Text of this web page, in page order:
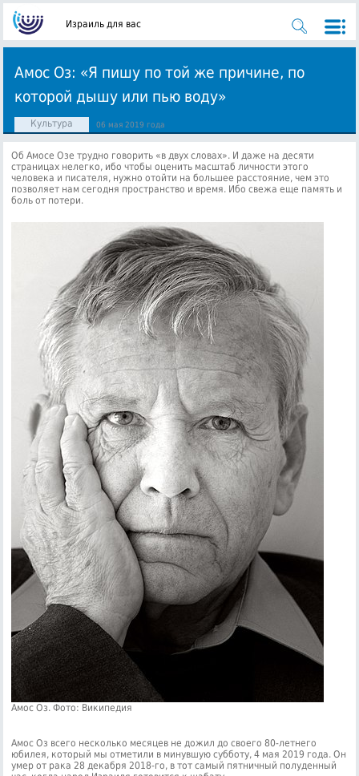
Израиль для вас
Амос Оз: «Я пишу по той же причине, по
которой дышу или пью воду»
Культура 06 мая 2019 года
Об Амосе Озе трудно говорить «в двух словах». И даже на десяти
страницах нелегко, ибо чтобы оценить масштаб личности этого
человека и писателя, нужно отойти на большее расстояние, чем это
позволяет нам сегодня пространство и время. Ибо свежа еще память и
боль от потери.
Амос Оз. Фото: Википедия
Амос Оз всего несколько месяцев не дожил до своего 80-летнего
юбилея, который мы отметили в минувшую субботу, 4 мая 2019 года. Он
умер от рака 28 декабря 2018-го, в тот самый пятничный полуденный